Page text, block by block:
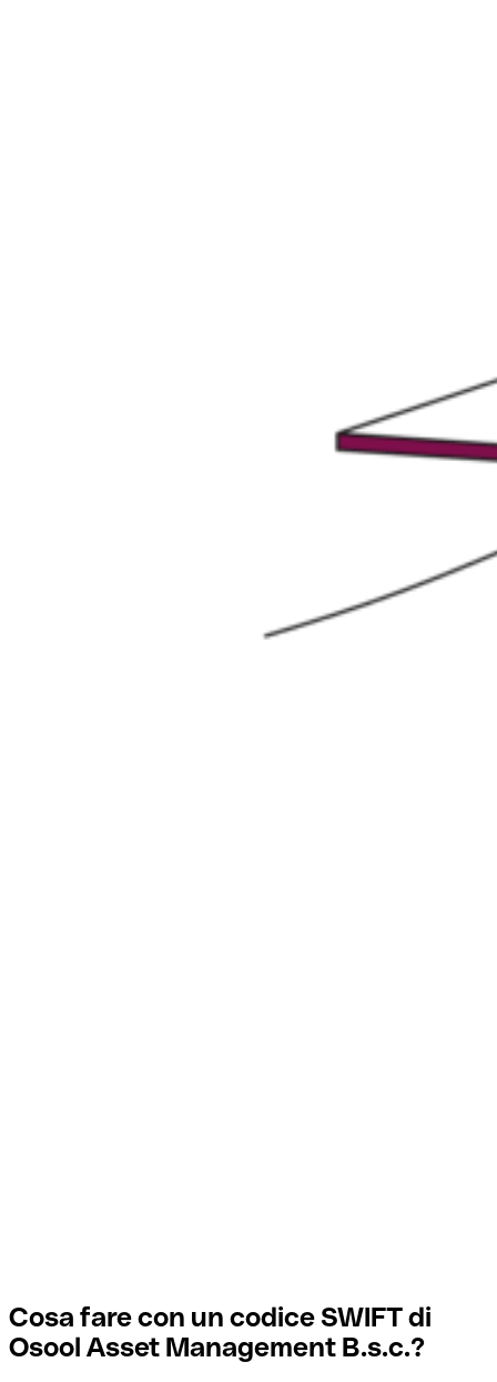
Cosa fare con un codice SWIFT di
Osool Asset Management B.s.c.?